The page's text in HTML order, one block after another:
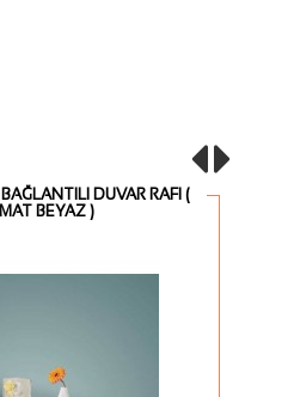
DUVAR RAFI (
MAT BEYAZ )